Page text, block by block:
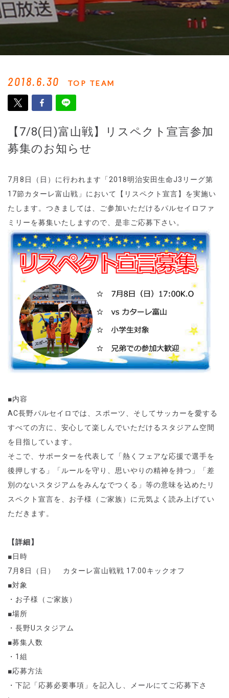
2018.6.30 TOP TEAM
【7/8(日)富山戦】リスペクト宣言参加
募集のお知らせ
7 月 8 日（日）に行われます「 2018明治安田生命J3 リーグ第
1 7節カターレ富山戦」 において【リスペクト宣言】を実施い
たします。つきましては、ご参加いただけるパルセイロファ
ミリーを募集いたしますので、是非ご応募下さい。
■内容
AC長野パルセイロでは、スポーツ、そしてサッカーを愛する
すべての方に、安心して楽しんでいただけるスタジアム空間
を目指しています。
そこで、サポーターを代表して「熱くフェアな応援で選手を
後押しする」「ルールを守り、思いやりの精神を持つ」「差
別のないスタジアムをみんなでつくる」等の意味を込めたリ
スペクト宣言を、お子様（ご家族）に元気よく読み上げてい
ただきます。
【詳細】
■日時
7 月 8 日（日） カターレ富山戦戦 17:00キックオフ
■対象
・お子様（ご家族）
■場所
・長野U スタジアム
■募集人数
・ 1 組
■応募方法
・下記「応募必要事項」を記入し、メールにてご応募下さ